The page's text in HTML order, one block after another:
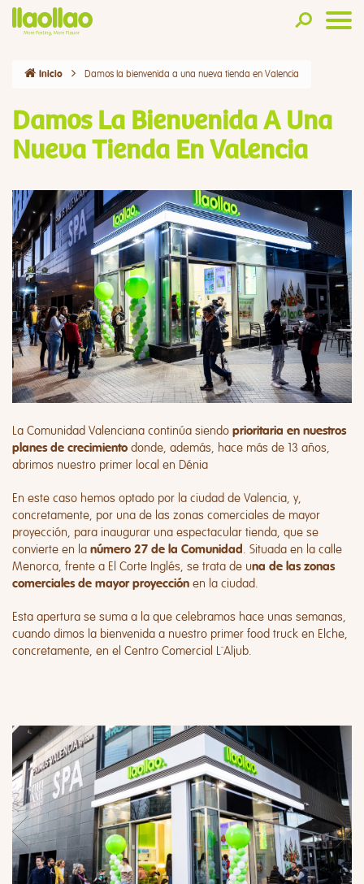
Inicio Damos la bienvenida a una nueva tienda en Valencia
Damos La Bienvenida A Una
Nueva Tienda En Valencia
La Comunidad Valenciana continúa siendo prioritaria en nuestros
planes de crecimiento donde, además, hace más de 13 años,
abrimos nuestro primer local en Dénia
En este caso hemos optado por la ciudad de Valencia, y,
concretamente, por una de las zonas comerciales de mayor
proyección, para inaugurar una espectacular tienda, que se
convierte en la número 27 de la Comunidad. Situada en la calle
Menorca, frente a El Corte Inglés, se trata de una de las zonas
comerciales de mayor proyección en la ciudad.
Esta apertura se suma a la que celebramos hace unas semanas,
cuando dimos la bienvenida a nuestro primer food truck en Elche,
concretamente, en el Centro Comercial L´Aljub.